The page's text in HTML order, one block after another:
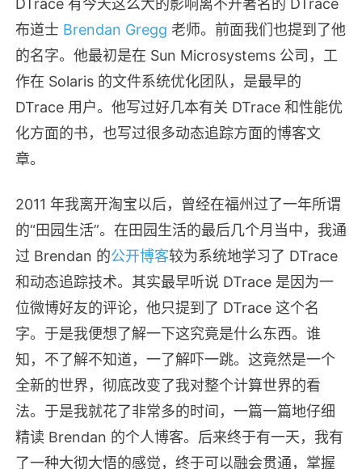
DTrace 有今天这么大的影响离不开著名的 DTrace
布道士 Brendan Gregg 老师。前面我们也提到了他
的名字。他最初是在 Sun Microsystems 公司，工
作在 Solaris 的文件系统优化团队，是最早的
DTrace 用户。他写过好几本有关 DTrace 和性能优
化方面的书，也写过很多动态追踪方面的博客文
章。
2011 年我离开淘宝以后，曾经在福州过了一年所谓
的“田园生活”。在田园生活的最后几个月当中，我通
过 Brendan 的公开博客较为系统地学习了 DTrace
和动态追踪技术。其实最早听说 DTrace 是因为一
位微博好友的评论，他只提到了 DTrace 这个名
字。于是我便想了解一下这究竟是什么东西。谁
知，不了解不知道，一了解吓一跳。这竟然是一个
全新的世界，彻底改变了我对整个计算世界的看
法。于是我就花了非常多的时间，一篇一篇地仔细
精读 Brendan 的个人博客。后来终于有一天，我有
了一种大彻大悟的感觉，终于可以融会贯通，掌握